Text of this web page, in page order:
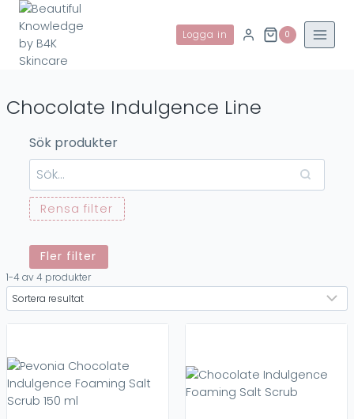
Skip
content
Logga in 0
Chocolate Indulgence Line
Sök produkter
Rensa filter
Varumärken
Epionce
Medicalia
Pevonia
Proceanis
Kampanj
Outlet
Mask
Massage
Toner/Lotion
Fler filter
1-4 av 4 produkter